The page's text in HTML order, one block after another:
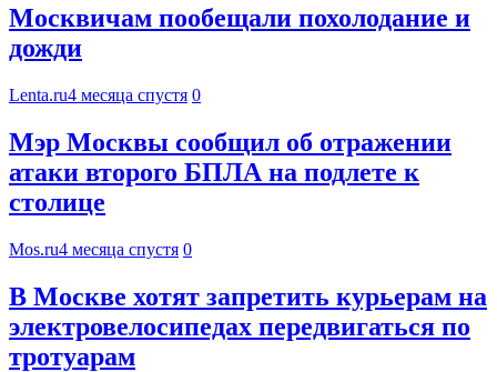
Москвичам пообещали похолодание и
дожди
Lenta.ru4 месяца спустя 0
Мэр Москвы сообщил об отражении
атаки второго БПЛА на подлете к
столице
Mos.ru4 месяца спустя 0
В Москве хотят запретить курьерам на
электровелосипедах передвигаться по
тротуарам